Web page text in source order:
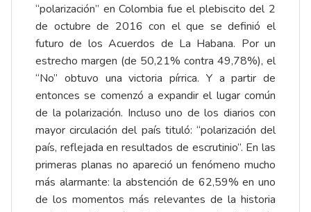
“polarización” en Colombia fue el plebiscito del 2
de octubre de 2016 con el que se definió el
futuro de los Acuerdos de La Habana. Por un
estrecho margen (de 50,21% contra 49,78%), el
“No” obtuvo una victoria pírrica. Y a partir de
entonces se comenzó a expandir el lugar común
de la polarización. Incluso uno de los diarios con
mayor circulación del país tituló: “polarización del
país, reflejada en resultados de escrutinio”. En las
primeras planas no apareció un fenómeno mucho
más alarmante: la abstención de 62,59% en uno
de los momentos más relevantes de la historia